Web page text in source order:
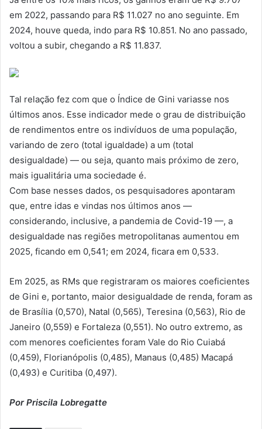
em 2022, passando para R$ 11.027 no ano seguinte. Em
2024, houve queda, indo para R$ 10.851. No ano passado,
voltou a subir, chegando a R$ 11.837.
Tal relação fez com que o Índice de Gini variasse nos
últimos anos. Esse indicador mede o grau de distribuição
de rendimentos entre os indivíduos de uma população,
variando de zero (total igualdade) a um (total
desigualdade) — ou seja, quanto mais próximo de zero,
mais igualitária uma sociedade é.
Com base nesses dados, os pesquisadores apontaram
que, entre idas e vindas nos últimos anos —
considerando, inclusive, a pandemia de Covid-19 —, a
desigualdade nas regiões metropolitanas aumentou em
2025, ficando em 0,541; em 2024, ficara em 0,533.
Em 2025, as RMs que registraram os maiores coeficientes
de Gini e, portanto, maior desigualdade de renda, foram as
de Brasília (0,570), Natal (0,565), Teresina (0,563), Rio de
Janeiro (0,559) e Fortaleza (0,551). No outro extremo, as
com menores coeficientes foram Vale do Rio Cuiabá
(0,459), Florianópolis (0,485), Manaus (0,485) Macapá
(0,493) e Curitiba (0,497).
Por Priscila Lobregatte